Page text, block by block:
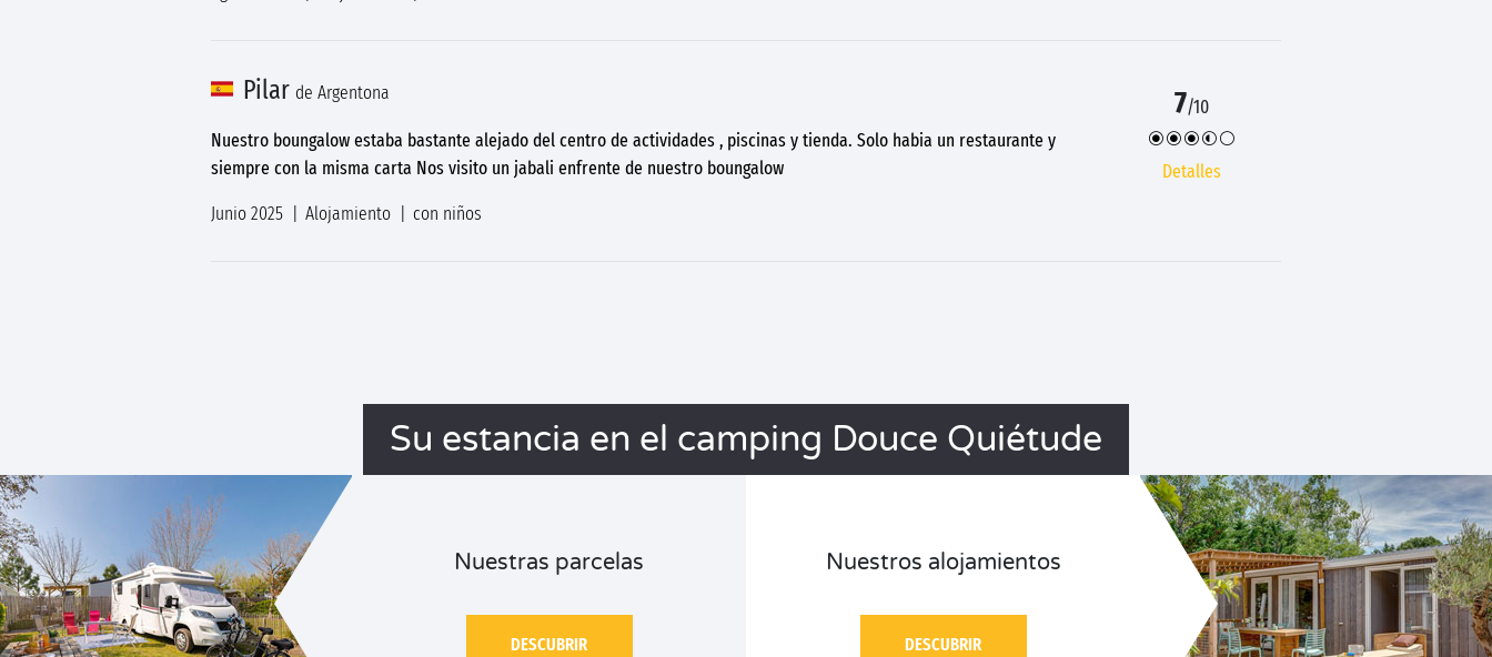
Pilar de Argentona
Nuestro boungalow estaba bastante alejado del centro de actividades , piscinas y tienda. Solo habia un restaurante y
siempre con la misma carta Nos visito un jabali enfrente de nuestro boungalow
Junio 2025
Alojamiento con niños
7/10
Detalles
Su estancia en el camping Douce Quiétude
Nuestras parcelas
DESCUBRIR
Nuestros alojamientos
DESCUBRIR